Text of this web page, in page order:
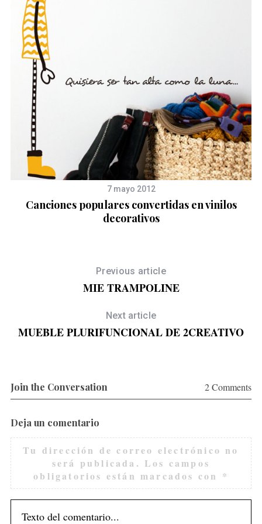
7 mayo 2012
Canciones populares convertidas en vinilos
decorativos
Previous article
MIE TRAMPOLINE
Next article
MUEBLE PLURIFUNCIONAL DE 2CREATIVO
Join the Conversation 2 Comments
Deja un comentario
Tu dirección de correo electrónico no
será publicada. Los campos
obligatorios están marcados con *